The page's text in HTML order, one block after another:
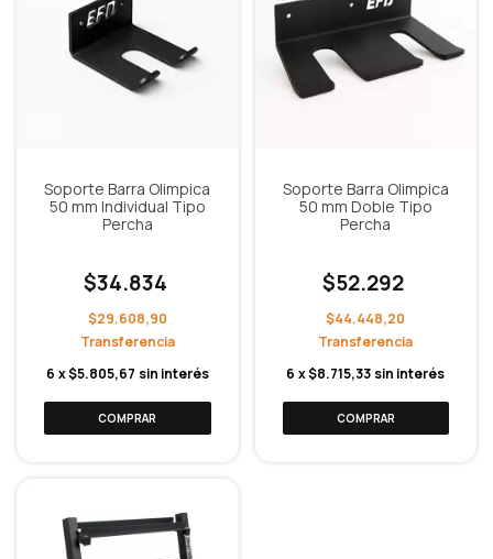
Soporte Barra Olimpica
50 mm Individual Tipo
Percha
$34.834
$29.608,90
6 x$5.805,67 sin interés
Soporte Barra Olimpica
50 mm Doble Tipo
Percha
$52.292
$44.448,20
6 x$8.715,33 sin interés